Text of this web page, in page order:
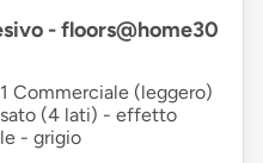
- floors@home30
Commerciale (leggero)
(4 lati) - effetto
- grigio